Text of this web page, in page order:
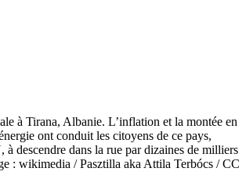
à Tirana, Albanie. L’inflation et la montée en
ont conduit les citoyens de ce pays,
à descendre dans la rue par dizaines de milliers
: wikimedia / Pasztilla aka Attila Terbócs / CC